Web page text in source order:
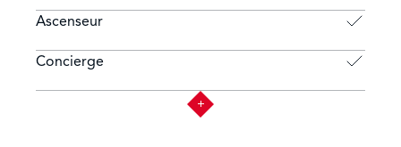
Ascenseur
Concierge